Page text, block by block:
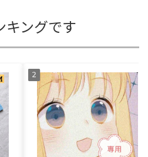
キングです